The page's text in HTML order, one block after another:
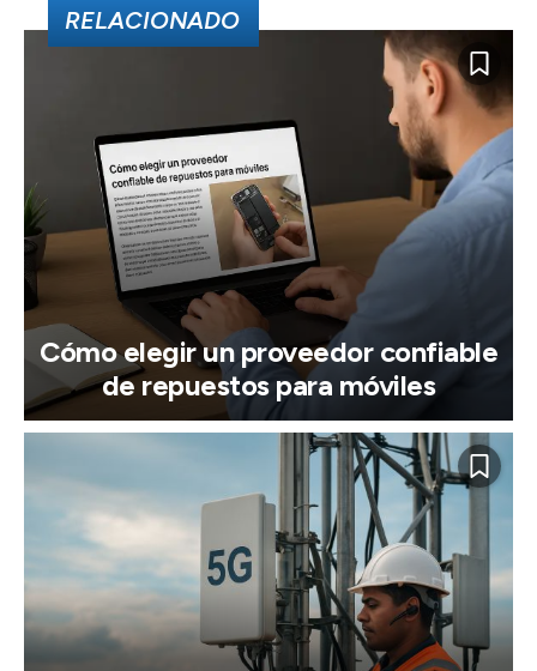
RELACIONADO
Cómo elegir un proveedor confiable
de repuestos para móviles